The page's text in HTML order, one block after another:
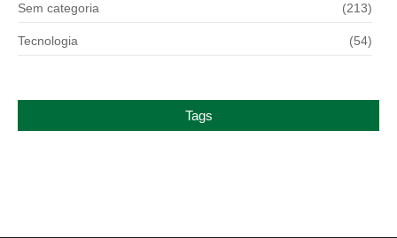
Sem categoria (213)
Tecnologia (54)
Tags